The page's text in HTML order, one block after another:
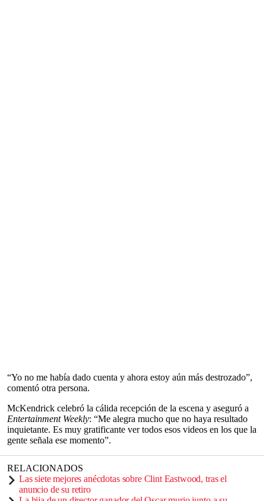
“Yo no me había dado cuenta y ahora estoy aún más destrozado”,
comentó otra persona.
McKendrick celebró la cálida recepción de la escena y aseguró a
Entertainment Weekly: “Me alegra mucho que no haya resultado
inquietante. Es muy gratificante ver todos esos videos en los que la
gente señala ese momento”.
RELACIONADOS
Las siete mejores anécdotas sobre Clint Eastwood, tras el
anuncio de su retiro